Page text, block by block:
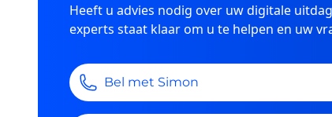
Heeft u advies nodig over uw digitale
experts staat klaar om u te helpen en uw
Bel met Simon